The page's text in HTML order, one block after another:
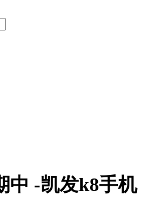
中 -凯发k8手机